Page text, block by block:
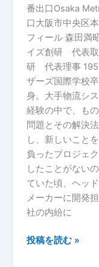
番出口Osaka
口大阪市中央区
フィール 森田満
イズ創研 代表取
研 代表理事
ザーズ国際学校
身。大手物流シ
経験の中で、も
問題とその解決
し、新しいこと
負ったプロジェ
したことがない
ていた頃、ヘッ
メーカーに開発
社の内紛に
投稿を読む »